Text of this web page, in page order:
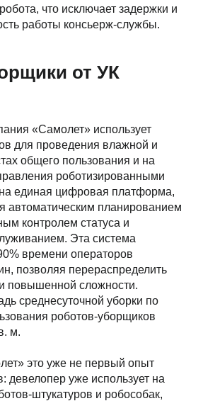
что исключает задержки и
работы консьерж-службы.
от УК
«Самолет» использует
для проведения влажной и
общего пользования и на
роботизированными
единая цифровая платформа,
автоматическим планированием
контролем статуса и
Эта система
времени операторов
позволяя перераспределить
повышенной сложности.
среднесуточной уборки по
роботов-уборщиков
м.
это уже не первый опыт
девелопер уже использует на
штукатуров и робособак,